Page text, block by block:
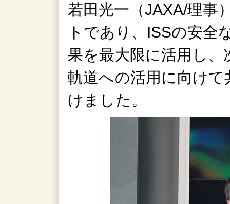
若田光一（JAXA/理事
トであり、ISSの安全
果を最大限に活用し
軌道への活用に向け
けました。